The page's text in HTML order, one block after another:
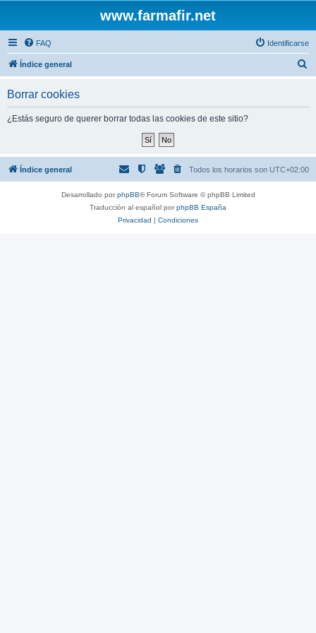
www.farmafir.net
FAQ Identificarse
Índice general
Borrar cookies
¿Estás seguro de querer borrar todas las cookies de este sitio?
Índice general Todos los horarios son UTC+02:00
Desarrollado porphpBB® Forum Software © phpBB Limited
Traducción al español porphpBB España
Privacidad | Condiciones